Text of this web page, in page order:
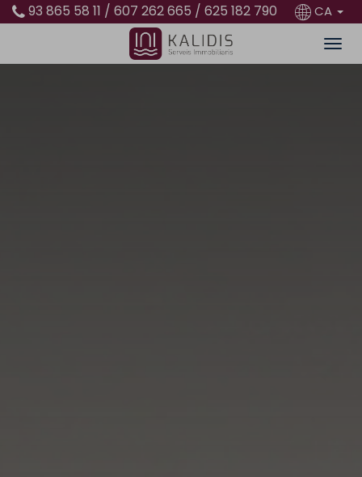
93 865 58 11 / 607 262 665 / 625 182 790 CA